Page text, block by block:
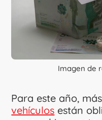
Imagen de
Para este año,
vehículos están